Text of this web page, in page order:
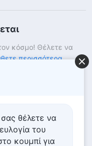
κόσμο! Θέλετε να
περισσότερα
σας θέλετε να
του
κουμπί για